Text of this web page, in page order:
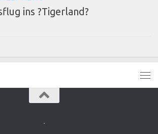
ins ?Tigerland?
.